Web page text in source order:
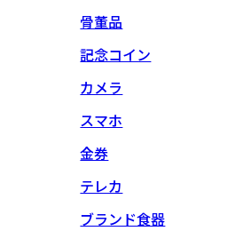
骨董品
記念コイン
カメラ
スマホ
金券
テレカ
ブランド食器